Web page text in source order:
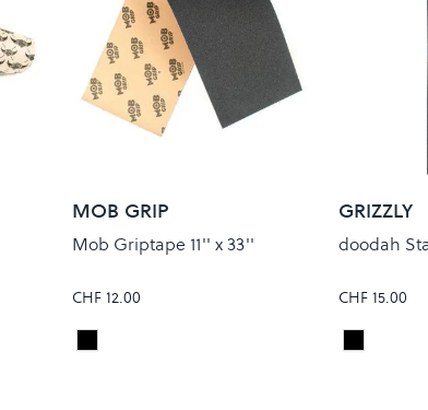
MOB GRIP
Mob Griptape 11'' x 33''
CHF 12.00
Colour
Black
GRIZZLY
doodah
CHF 15.00
Colour
Black